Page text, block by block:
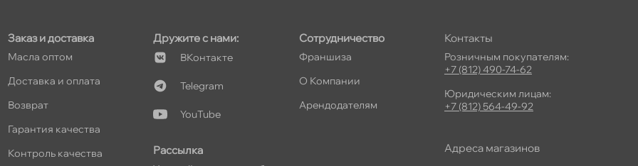
Заказ и доставка
Масла оптом
Доставка и оплата
озврат
Гарантия качества
Контроль качества
Дружите с нами:
Контакте
Telegram
YouTube
Рассылка
Сотрудничество
Франшиза
О Компании
Арендодателям
Контакты
Розничным покупателям:
+7 (812) 490-74-62
Юридическим лицам:
+7 (812) 564-49-92
Адреса магазино